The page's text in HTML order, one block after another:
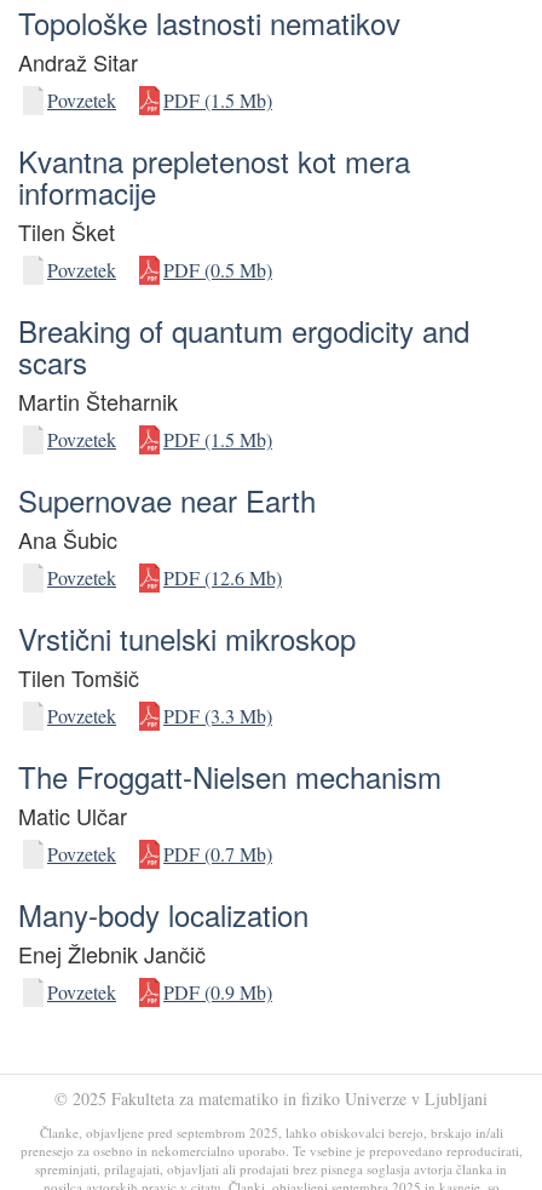
Topološke lastnosti nematikov
Andraž Sitar
Povzetek PDF (1.5 Mb)
Kvantna prepletenost kot mera
informacije
Tilen Šket
Povzetek PDF (0.5 Mb)
Breaking of quantum ergodicity and
scars
Martin Šteharnik
Povzetek PDF (1.5 Mb)
Supernovae near Earth
Ana Šubic
Povzetek PDF (12.6 Mb)
Vrstični tunelski mikroskop
Tilen Tomšič
Povzetek PDF (3.3 Mb)
The Froggatt-Nielsen mechanism
Matic Ulčar
Povzetek PDF (0.7 Mb)
Many-body localization
Enej Žlebnik Jančič
Povzetek PDF (0.9 Mb)
© 2025 Fakulteta za matematiko in fiziko Univerze v Ljubljani
Članke, objavljene pred septembrom 2025, lahko obiskovalci berejo, brskajo in/ali
prenesejo za osebno in nekomercialno uporabo. Te vsebine je prepovedano reproducirati,
spreminjati, prilagajati, objavljati ali prodajati brez pisnega soglasja avtorja članka in